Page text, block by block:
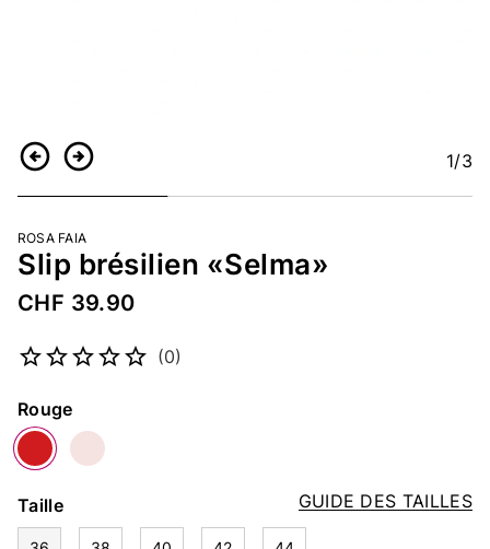
RetourContinuer 1/3
ROSA FAIA
Slip brésilien «Selma»
CHF 39.90
(0)
Couleur
Rouge
GUIDE DES TAILLES
Taille